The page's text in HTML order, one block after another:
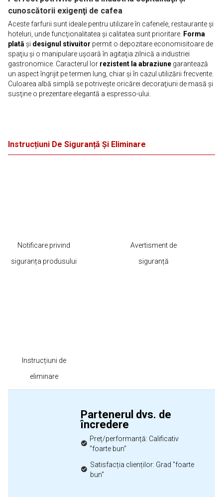
cunoscătorii exigenţi de cafea
Aceste farfurii sunt ideale pentru utilizare în cafenele, restaurante şi
hoteluri, unde funcţionalitatea şi calitatea sunt prioritare. Forma
plată şi designul stivuitor permit o depozitare economisitoare de
spaţiu şi o manipulare uşoară în agitaţia zilnică a industriei
gastronomice. Caracterul lor rezistent la abraziune garantează
un aspect îngrijit pe termen lung, chiar şi în cazul utilizării frecvente.
Culoarea albă simplă se potriveşte oricărei decoraţiuni de masă şi
susţine o prezentare elegantă a espresso-ului.
Instrucțiuni De Siguranță Și Eliminare
Notificare privind
siguranța produsului
Avertisment de
siguranță
Instrucțiuni de
eliminare
Partenerul dvs. de
încredere
Preț/performanță: Calificativ
"foarte bun"
Satisfacția clienților: Grad "foarte
bun"